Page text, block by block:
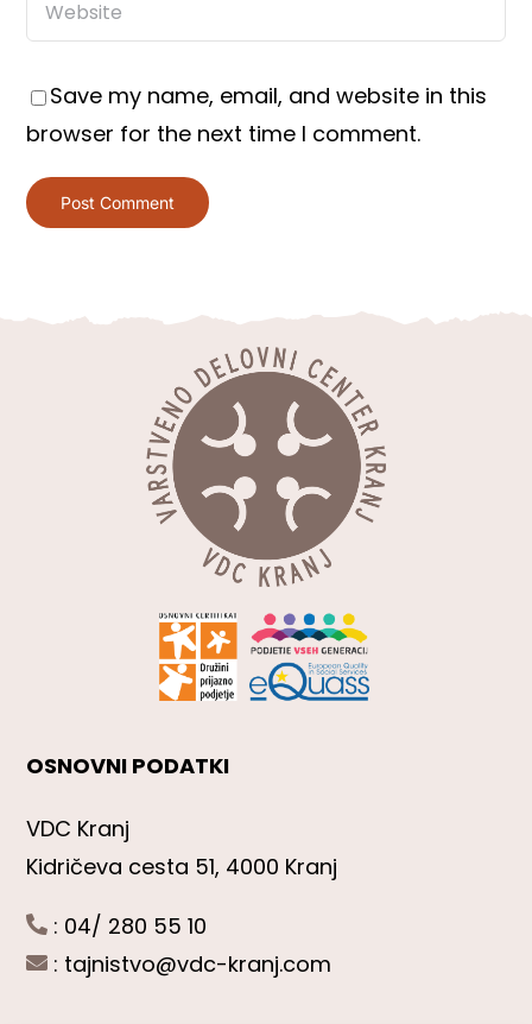
Save my name, email, and website in this
browser for the next time I comment.
OSNOVNI PODATKI
VDC Kranj
Kidričeva cesta 51, 4000 Kranj
: 04/ 280 55 10
: tajnistvo@vdc-kranj.com